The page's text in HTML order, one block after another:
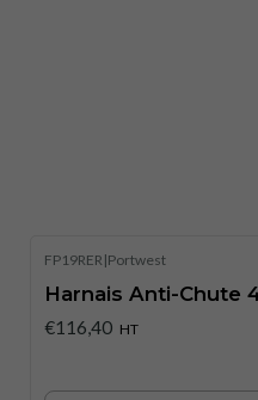
FP19RER |Portwest
Harnais Anti-Chute
€116,40 HT